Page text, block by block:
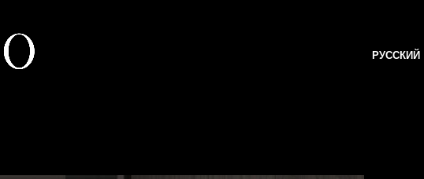
РУССКИЙ